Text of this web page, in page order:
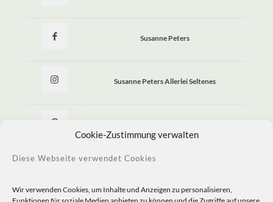
Cookie-Zustimmung verwalten
Diese Webseite verwendet Cookies
Wir verwenden Cookies, um Inhalte und Anzeigen zu personalisieren,
Susanne Peters
Susanne Peters Allerlei Seltenes